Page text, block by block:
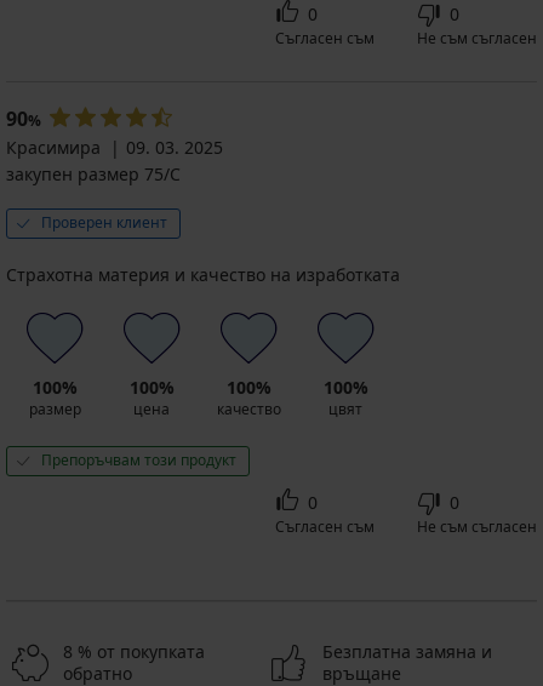
0
Съгласен съм
0
Не съм съгласен
90%
Красимира
09. 03. 2025
закупен размер 75/C
Проверен клиент
Страхотна материя и качество на изработката
100%
размер
100%
цена
100%
качество
100%
цвят
Препоръчвам този продукт
0
Съгласен съм
0
Не съм съгласен
8 % от покупката
обратно
Безплатна замяна и
връщане